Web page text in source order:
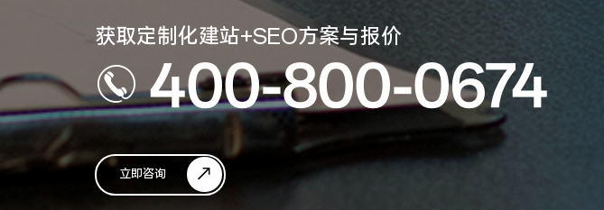
获取定制化建站+SEO方案与报价
400-800-0674
立即咨询